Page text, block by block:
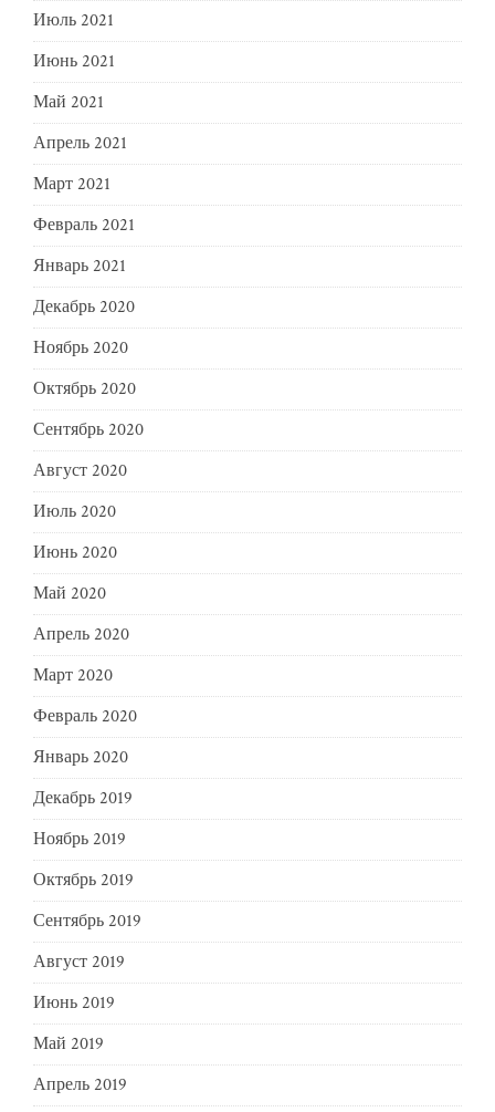
Июль 2021
Июнь 2021
Май 2021
Апрель 2021
Март 2021
Февраль 2021
Январь 2021
Декабрь 2020
Ноябрь 2020
Октябрь 2020
Сентябрь 2020
Август 2020
Июль 2020
Июнь 2020
Май 2020
Апрель 2020
Март 2020
Февраль 2020
Январь 2020
Декабрь 2019
Ноябрь 2019
Октябрь 2019
Сентябрь 2019
Август 2019
Июнь 2019
Май 2019
Апрель 2019